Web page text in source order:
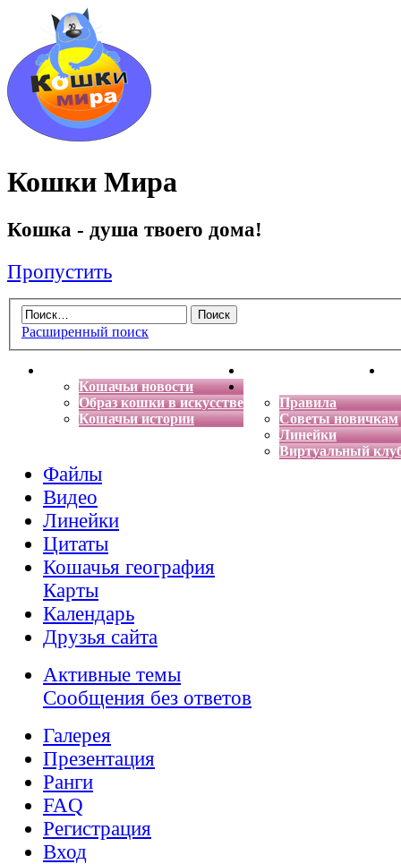
Кошки Мира
Кошка - душа твоего дома!
Пропустить
Расширенный поиск
Кошачьи новости
Образ кошки в искусстве
Кошачьи истории
Энциклопедия кошек
Правила
Советы новичкам
Линейки
Виртуальный
Файлы
Видео
Линейки
Цитаты
Кошачья география
Карты
Календарь
Друзья сайта
Активные темы
Сообщения без ответов
Галерея
Презентация
Ранги
FAQ
Регистрация
Вход